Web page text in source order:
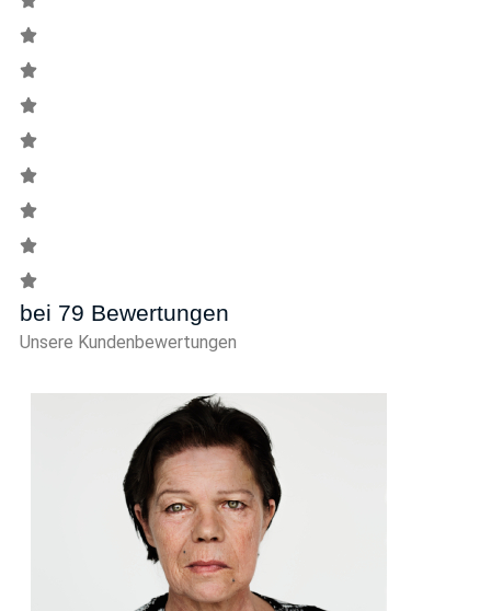
bei 79 Bewertungen
Unsere Kundenbewertungen